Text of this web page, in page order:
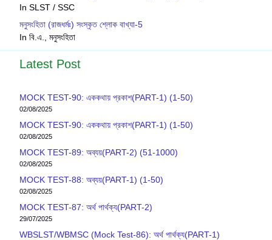
In SLST / SSC
মনুসংহিতা (রাজধর্মঃ) সংস্কৃত শ্লোক বাখ্যা-5
In বি.এ., মনুসংহিতা
Latest Post
MOCK TEST-90: এককথায় প্রকাশ(PART-1) (1-50)
02/08/2025
MOCK TEST-90: এককথায় প্রকাশ(PART-1) (1-50)
02/08/2025
MOCK TEST-89: অব্যয়(PART-2) (51-1000)
02/08/2025
MOCK TEST-88: অব্যয়(PART-1) (1-50)
02/08/2025
MOCK TEST-87: অর্থ পার্থক্য(PART-2)
29/07/2025
WBSLST/WBMSC (Mock Test-86): অর্থ পার্থক্য(PART-1)